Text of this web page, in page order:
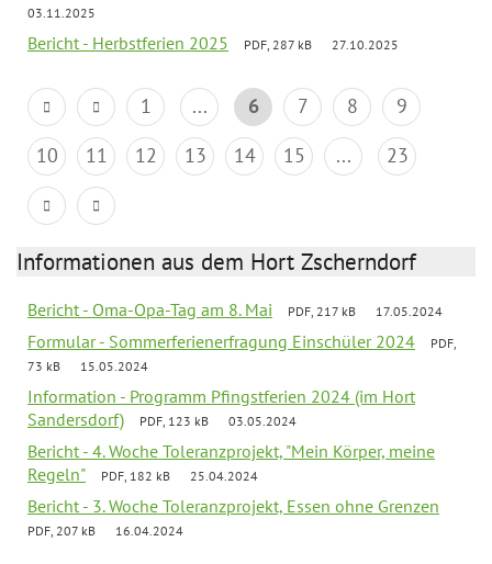
03.11.2025
Bericht - Herbstferien 2025 PDF, 287 kB 27.10.2025
1 ... 6 7 8
9
10
11 12 13 14 15 ... 23
Informationen aus dem Hort Zscherndorf
Bericht - Oma-Opa-Tag am 8. Mai PDF, 217 kB 17.05.2024
Formular - Sommerferienerfragung Einschüler 2024
PDF,
73 kB
15.05.2024
Information - Programm Pfingstferien 2024 (im Hort
Sandersdorf)
PDF, 123 kB 03.05.2024
Bericht - 4. Woche Toleranzprojekt, "Mein Körper, meine
Regeln"
PDF, 182 kB 25.04.2024
Bericht - 3. Woche Toleranzprojekt, Essen ohne Grenzen
PDF, 207 kB 16.04.2024